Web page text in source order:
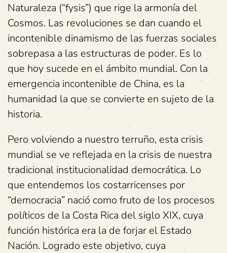
Naturaleza (“fysis”) que rige la armonía del
Cosmos. Las revoluciones se dan cuando el
incontenible dinamismo de las fuerzas sociales
sobrepasa a las estructuras de poder. Es lo
que hoy sucede en el ámbito mundial. Con la
emergencia incontenible de China, es la
humanidad la que se convierte en sujeto de la
historia.
Pero volviendo a nuestro terruño, esta crisis
mundial se ve reflejada en la crisis de nuestra
tradicional institucionalidad democrática. Lo
que entendemos los costarricenses por
“democracia” nació como fruto de los procesos
políticos de la Costa Rica del siglo XIX, cuya
función histórica era la de forjar el Estado
Nación. Logrado este objetivo, cuya